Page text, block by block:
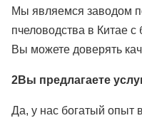
Мы являемся заводом
пчеловодства в Китае
Вы можете доверять
2Вы предлагаете
Да, у нас богатый опыт